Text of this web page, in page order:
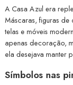
A Casa Azul era
Máscaras, figuras
telas e móveis
apenas decoração,
ela desejava manter
Símbolos nas